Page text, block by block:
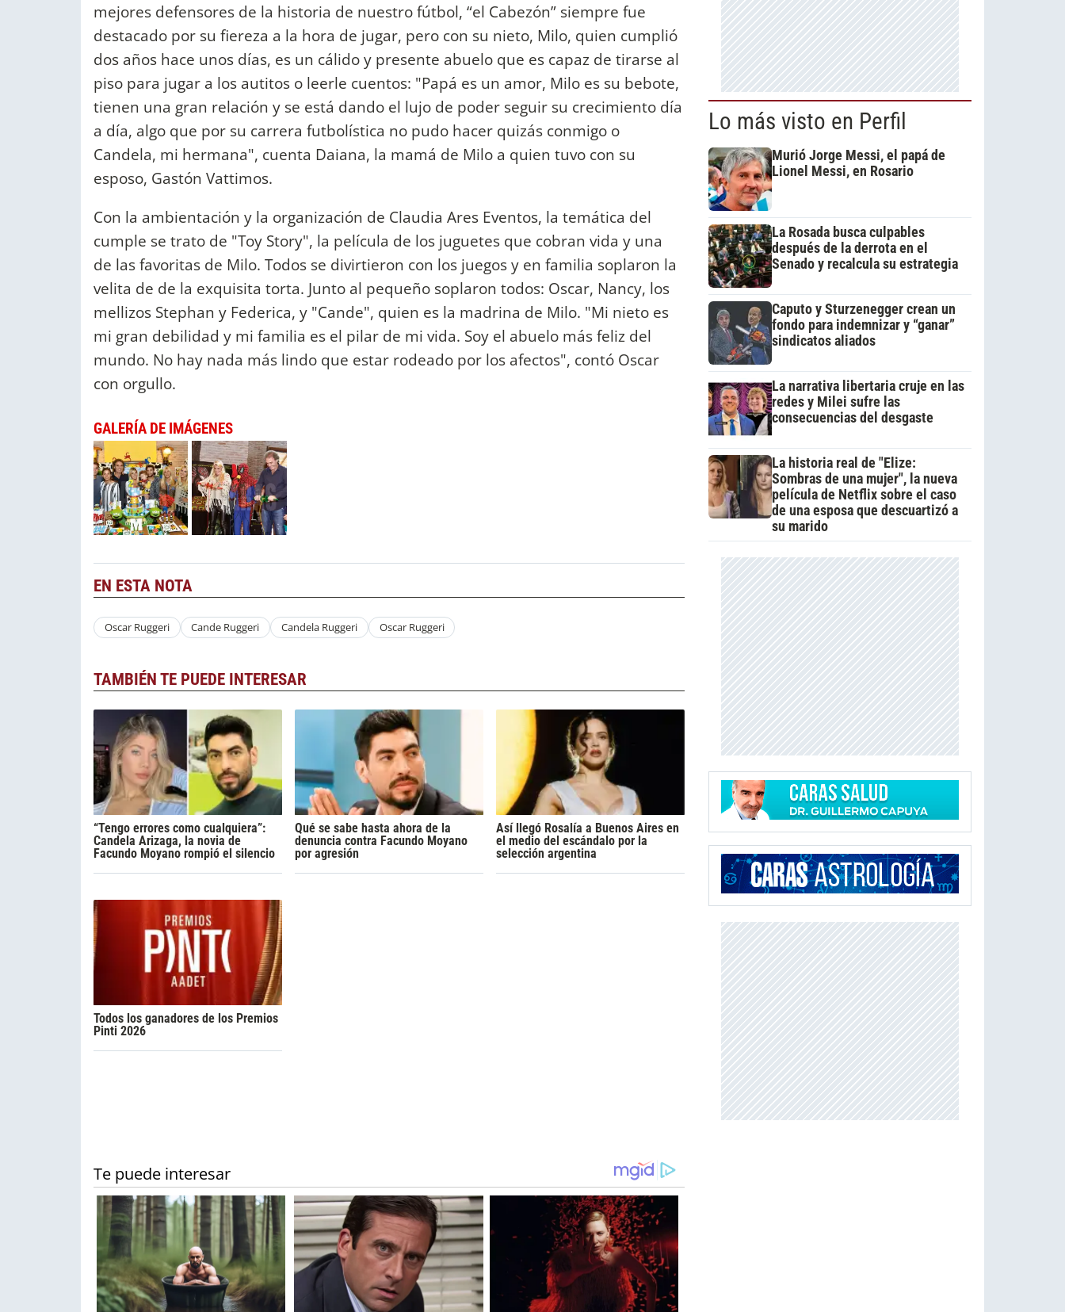
mejores defensores de la historia de nuestro fútbol, “el Cabezón” siempre fue
destacado por su fiereza a la hora de jugar, pero con su nieto, Milo, quien cumplió
dos años hace unos días, es un cálido y presente abuelo que es capaz de tirarse al
piso para jugar a los autitos o leerle cuentos: "Papá es un amor, Milo es su bebote,
tienen una gran relación y se está dando el lujo de poder seguir su crecimiento día
a día, algo que por su carrera futbolística no pudo hacer quizás conmigo o
Candela, mi hermana", cuenta Daiana, la mamá de Milo a quien tuvo con su
esposo, Gastón Vattimos.
Con la ambientación y la organización de Claudia Ares Eventos, la temática del
cumple se trato de "Toy Story", la película de los juguetes que cobran vida y una
de las favoritas de Milo. Todos se divirtieron con los juegos y en familia soplaron la
velita de de la exquisita torta. Junto al pequeño soplaron todos: Oscar, Nancy, los
mellizos Stephan y Federica, y "Cande", quien es la madrina de Milo. "Mi nieto es
mi gran debilidad y mi familia es el pilar de mi vida. Soy el abuelo más feliz del
mundo. No hay nada más lindo que estar rodeado por los afectos", contó Oscar
con orgullo.
GALERÍA DE IMÁGENES
EN ESTA NOTA
Oscar Ruggeri Cande Ruggeri Candela Ruggeri Oscar Ruggeri
TAMBIÉN TE PUEDE INTERESAR
“Tengo errores como cualquiera”:
Candela Arizaga, la novia de
Facundo Moyano rompió el silencio
Qué se sabe hasta ahora de la
denuncia contra Facundo Moyano
por agresión
Así llegó Rosalía a Buenos Aires en
el medio del escándalo por la
selección argentina
Todos los ganadores de los Premios
Pinti 2026
Lo más visto en Perfil
Murió Jorge Messi, el papá de
Lionel Messi, en Rosario
La Rosada busca culpables
después de la derrota en el
Senado y recalcula su estrategia
Caputo y Sturzenegger crean un
fondo para indemnizar y “ganar”
sindicatos aliados
La narrativa libertaria cruje en las
redes y Milei sufre las
consecuencias del desgaste
La historia real de "Elize:
Sombras de una mujer", la nueva
película de Netflix sobre el caso
de una esposa que descuartizó a
su marido